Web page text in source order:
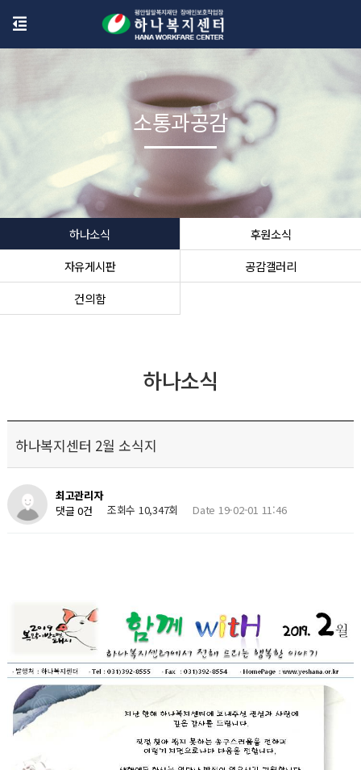
하나소식
후원소식
자유게시판
공감갤러리
건의함
소통과공감
하나소식
하나복지센터 2월 소식지
최고관리자
댓글 0건
조회수 10,347회 Date 19-02-01 11:46